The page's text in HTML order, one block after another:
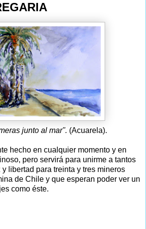
junto al mar". (Acuarela).
hecho en cualquier momento y en
pero servirá para unirme a tantos
libertad para treinta y tres mineros
de Chile y que esperan poder ver un
como éste.